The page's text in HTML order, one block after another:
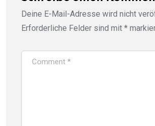
Deine E-Mail-Adresse wird nicht
Erforderliche Felder sind mit *